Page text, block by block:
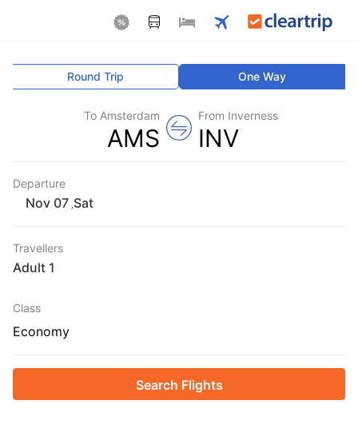
One Way
Round Trip
From Inverness
INV
To Amsterdam
AMS
Departure
Sat
Travellers
1 Adult
Class
Economy